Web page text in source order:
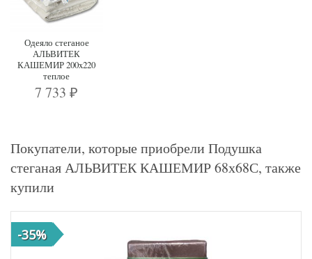
Одеяло стеганое
АЛЬВИТЕК
КАШЕМИР 200x220
теплое
7 733₽
Покупатели, которые приобрели Подушка
стеганая АЛЬВИТЕК КАШЕМИР 68х68С, также
купили
-35%